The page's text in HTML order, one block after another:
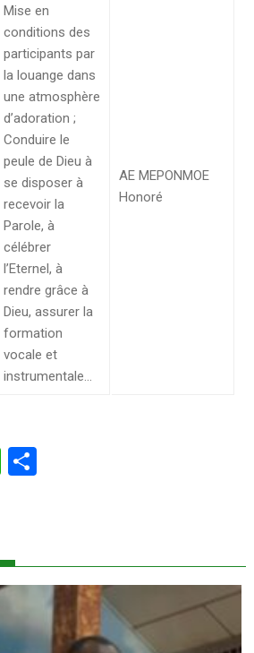
Mise en
conditions des
participants par
la louange dans
une atmosphère
d’adoration ;
Conduire le
peule de Dieu à
se disposer à
recevoir la
Parole, à
célébrer
l’Eternel, à
rendre grâce à
Dieu, assurer la
formation
vocale et
instrumentale…
AE MEPONMOE
Honoré
W
A
p
p
er